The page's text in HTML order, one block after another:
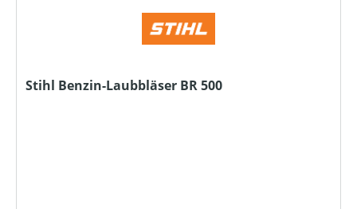
Stihl Benzin-Laubbläser BR 500